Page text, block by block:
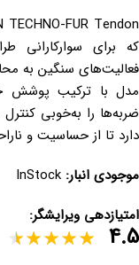
که برای
فعالیت‌های سنگین به
ضربه‌ها را به‌خوبی
دارد تا از حساسیت و
موجودی انبار: InStock
امتیازدهی ویرایشگر:
4.5